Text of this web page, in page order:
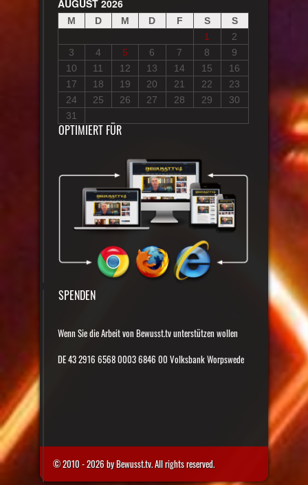
AUGUST 2026
M D M D F S
S
1
2
3
4 5 6 7 8
9
10
11 12 13 14 15
16
17
18 19 20 21 22
23
24
25 26 27 28 29
30
31
OPTIMIERT FÜR
SPENDEN
Wenn Sie die Arbeit von Bewusst.tv unterstützen wollen
DE 43 2916 6568 0003 6846 00 Volksbank Worpswede
© 2010 - 2026 by Bewusst.tv. All rights reserved.